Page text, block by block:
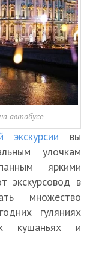
автобусе
вы
улочкам
яркими
экскурсовод в
множество
гуляниях
кушаньях и